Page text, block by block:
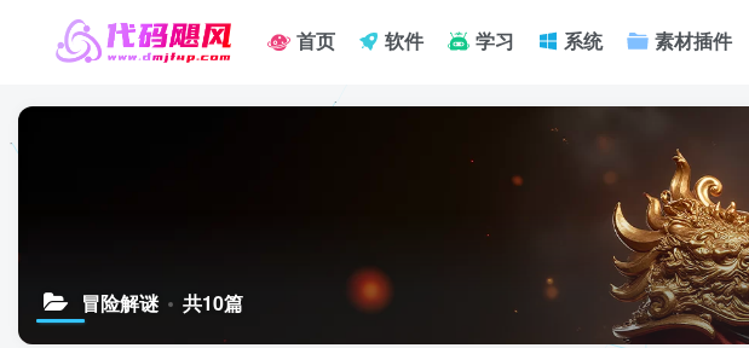
首页 软件 学习 系统 素材插件
冒险解谜 共10篇